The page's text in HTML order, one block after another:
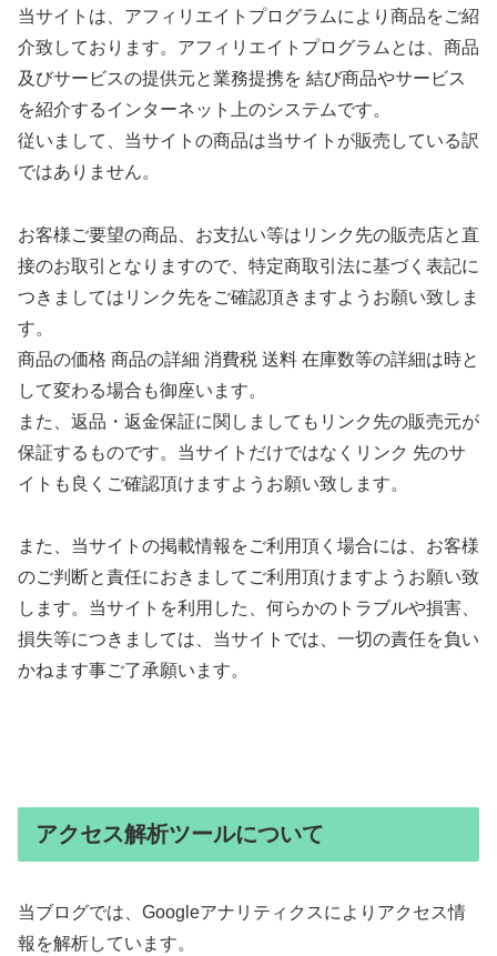
当サイトは、アフィリエイトプログラムにより商品をご紹
介致しております。アフィリエイトプログラムとは、商品
及びサービスの提供元と業務提携を 結び商品やサービス
を紹介するインターネット上のシステムです。
従いまして、当サイトの商品は当サイトが販売している訳
ではありません。
お客様ご要望の商品、お支払い等はリンク先の販売店と直
接のお取引となりますので、特定商取引法に基づく表記に
つきましてはリンク先をご確認頂きますようお願い致しま
す。
商品の価格 商品の詳細 消費税 送料 在庫数等の詳細は時と
して変わる場合も御座います。
また、返品・返金保証に関しましてもリンク先の販売元が
保証するものです。当サイトだけではなくリンク 先のサ
イトも良くご確認頂けますようお願い致します。
また、当サイトの掲載情報をご利用頂く場合には、お客様
のご判断と責任におきましてご利用頂けますようお願い致
します。当サイトを利用した、何らかのトラブルや損害、
損失等につきましては、当サイトでは、一切の責任を負い
かねます事ご了承願います。
アクセス解析ツールについて
当ブログでは、Googleアナリティクスによりアクセス情
報を解析しています。